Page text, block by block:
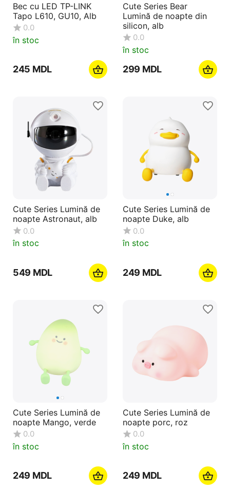
Bec cu LED TP-LINK
Tapo L610, GU10, Alb
0.0
în stoc
‍245‍ MDL
Cute Series Bear
Lumină de noapte din
silicon, alb
0.0
în stoc
‍299‍ MDL
Cute Series Lumină de
noapte Astronaut, alb
0.0
în stoc
‍549‍ MDL
Cute Series Lumină de
noapte Duke, alb
0.0
în stoc
‍249‍ MDL
Cute Series Lumină de
noapte Mango, verde
0.0
în stoc
‍249‍ MDL
Cute Series Lumină de
noapte porc, roz
0.0
în stoc
‍249‍ MDL